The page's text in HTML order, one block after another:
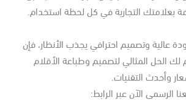
التجارية في كل لحظة استخدام.
وتصميم احترافي يجذب الأنظار، فإن
المثالي لتصميم وطباعة الأقلام
التقنيات.
الآن عبر الرابط: